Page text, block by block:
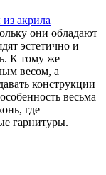
акрила
они обладают
эстетично и
К тому же
весом, а
конструкции
весьма
где
гарнитуры.